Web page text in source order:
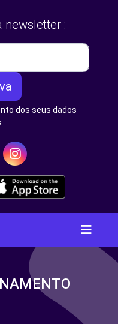
newsletter :
dos seus dados